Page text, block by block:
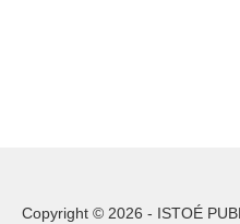
Copyright © 2026 - ISTOÉ